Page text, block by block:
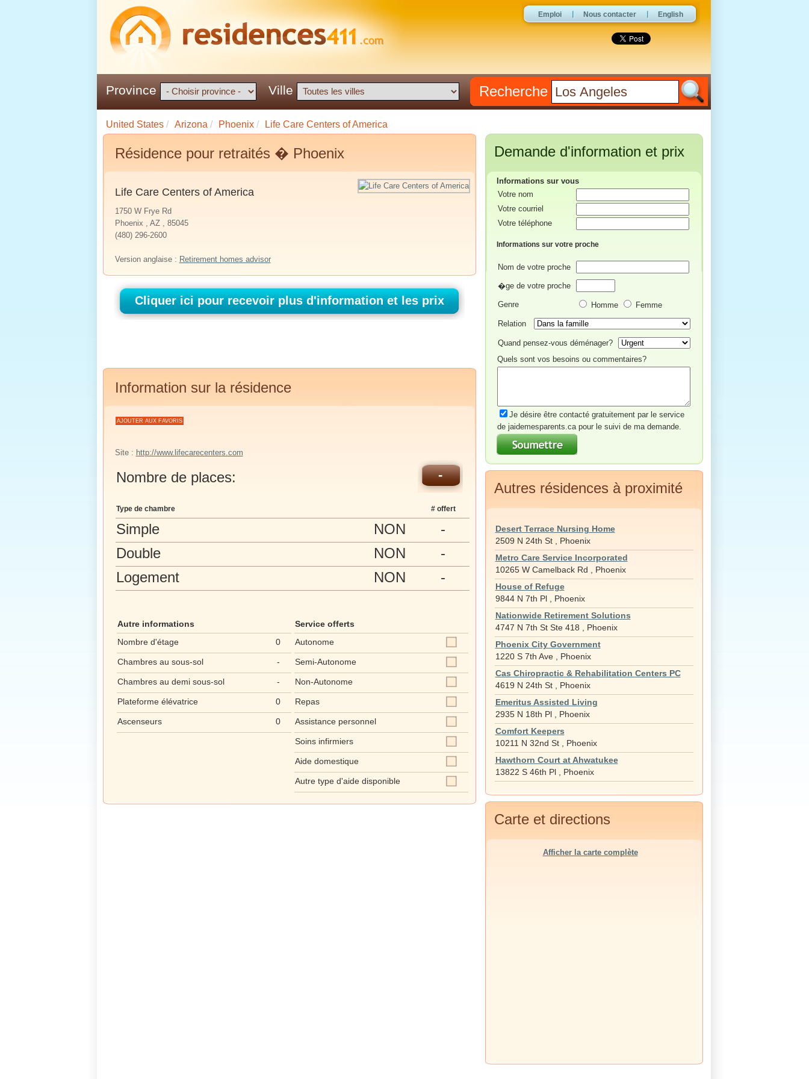
Province Ville
Emploi Nous contacter English
Recherche
United States / Arizona / Phoenix / Life Care Centers of America
Résidence pour retraités � Phoenix
Life Care Centers of America
1750 W Frye Rd
Phoenix , AZ , 85045
(480) 296-2600
Version anglaise : Retirement homes advisor
Information sur la résidence
AJOUTER AUX FAVORIS
Site : http://www.lifecarecenters.com
Nombre de places: -
Type de chambre # offert
Simple NON
-
Double
NON
-
Logement
NON -
Autre informations
Nombre d'étage
0
Chambres au sous-sol -
Chambres au demi sous-sol -
Plateforme élévatrice 0
Ascenseurs 0
Service offerts
Autonome
Semi-Autonome
Non-Autonome
Repas
Assistance personnel
Soins infirmiers
Aide domestique
Autre type d'aide disponible
Demande d'information et prix
Informations sur vous
Votre nom
Votre courriel
Votre téléphone
Informations sur votre proche
Nom de votre proche
�ge de votre proche
Genre Homme Femme
Relation
Quand pensez-vous déménager?
Quels sont vos besoins ou commentaires?
Je désire être contacté gratuitement par le service
de jaidemesparents.ca pour le suivi de ma demande.
Autres résidences à proximité
Desert Terrace Nursing Home
2509 N 24th St , Phoenix
Metro Care Service Incorporated
10265 W Camelback Rd , Phoenix
House of Refuge
9844 N 7th Pl , Phoenix
Nationwide Retirement Solutions
4747 N 7th St Ste 418 , Phoenix
Phoenix City Government
1220 S 7th Ave , Phoenix
Cas Chiropractic & Rehabilitation Centers PC
4619 N 24th St , Phoenix
Emeritus Assisted Living
2935 N 18th Pl , Phoenix
Comfort Keepers
10211 N 32nd St , Phoenix
Hawthorn Court at Ahwatukee
13822 S 46th Pl , Phoenix
Carte et directions
Afficher la carte complète